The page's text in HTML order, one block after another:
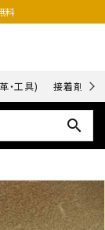
料
・工具) 接着剤
search